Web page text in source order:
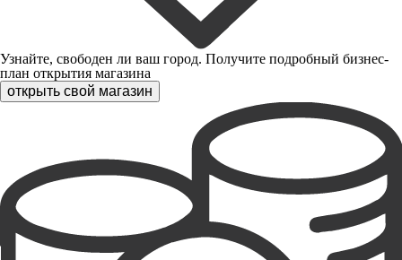
Узнайте, свободен ли ваш город. Получите подробный бизнес-
план открытия магазина
открыть свой магазин